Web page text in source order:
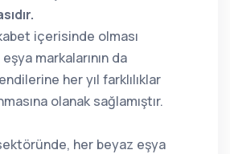
içerisinde olması
markalarının da
her yıl farklılıklar
olanak sağlamıştır.
her beyaz eşya